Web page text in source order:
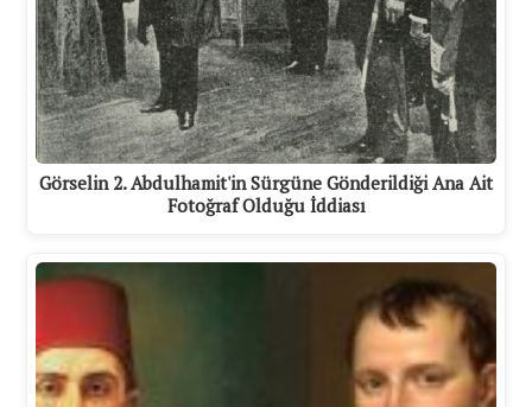
Görselin 2. Abdulhamit'in Sürgüne Gönderildiği Ana Ait
Fotoğraf Olduğu İddiası